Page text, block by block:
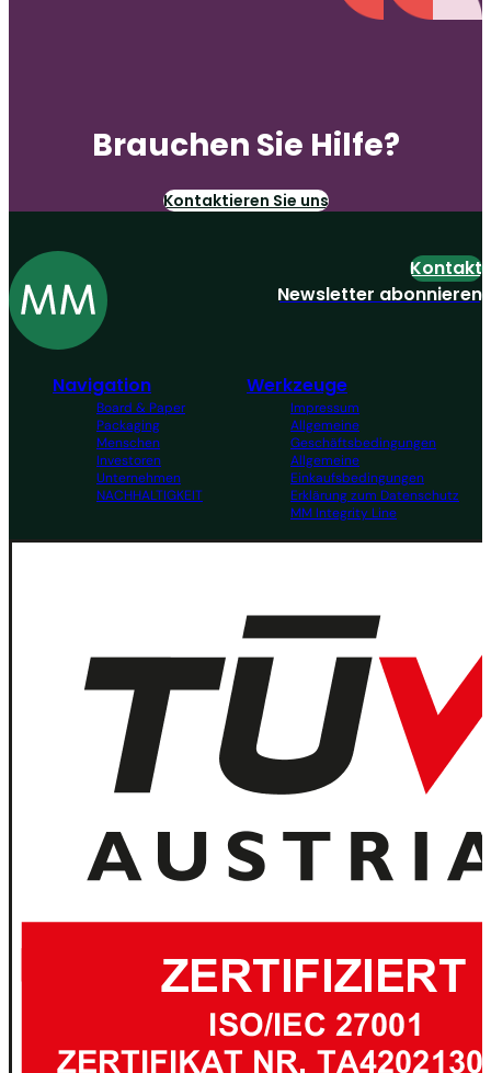
Brauchen Sie Hilfe?
Kontaktieren Sie uns
Navigation
Board & Paper
Packaging
Menschen
Investoren
Unternehmen
NACHHALTIGKEIT
Werkzeuge
Impressum
Allgemeine
Geschäftsbedingungen
Allgemeine
Einkaufsbedingungen
Erklärung zum Datenschutz
MM Integrity Line
Kontakt
Newsletter abonnieren